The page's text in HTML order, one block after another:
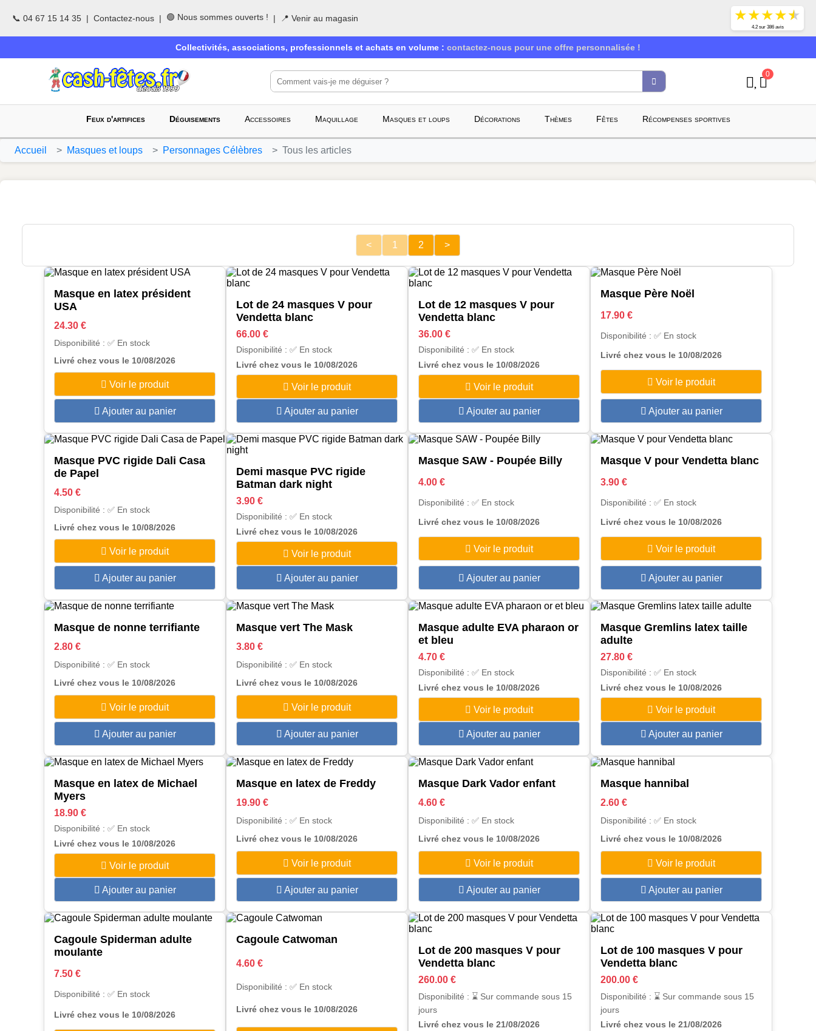
📞 04 67 15 14 35 | Contactez-nous | 🟢 Nous sommes ouverts ! | 📍 Venir au magasin ★★★★★
4.2 sur 386 avis
Collectivités, associations, professionnels et achats en volume : contactez-nous pour une offre personnalisée !
0
Feux d'artifices Déguisements Accessoires Maquillage Masques et loups Décorations Thèmes Fêtes Récompenses sportives
Accueil Masques et loups Personnages Célèbres Tous les articles
< 1 2 >
Masque en latex président
USA
24.30 €
Disponibilité : ✅ En stock
Livré chez vous le 10/08/2026
Voir le produit
Ajouter au panier
Lot de 24 masques V pour
Vendetta blanc
66.00 €
Disponibilité : ✅ En stock
Livré chez vous le 10/08/2026
Voir le produit
Ajouter au panier
Lot de 12 masques V pour
Vendetta blanc
36.00 €
Disponibilité : ✅ En stock
Livré chez vous le 10/08/2026
Voir le produit
Ajouter au panier
Masque Père Noël
17.90 €
Disponibilité : ✅ En stock
Livré chez vous le 10/08/2026
Voir le produit
Ajouter au panier
Masque PVC rigide Dali Casa
de Papel
4.50 €
Disponibilité : ✅ En stock
Livré chez vous le 10/08/2026
Voir le produit
Ajouter au panier
Demi masque PVC rigide
Batman dark night
3.90 €
Disponibilité : ✅ En stock
Livré chez vous le 10/08/2026
Voir le produit
Ajouter au panier
Masque SAW - Poupée Billy
4.00 €
Disponibilité : ✅ En stock
Livré chez vous le 10/08/2026
Voir le produit
Ajouter au panier
Masque V pour Vendetta blanc
3.90 €
Disponibilité : ✅ En stock
Livré chez vous le 10/08/2026
Voir le produit
Ajouter au panier
Masque de nonne terrifiante
2.80 €
Disponibilité : ✅ En stock
Livré chez vous le 10/08/2026
Voir le produit
Ajouter au panier
Masque vert The Mask
3.80 €
Disponibilité : ✅ En stock
Livré chez vous le 10/08/2026
Voir le produit
Ajouter au panier
Masque adulte EVA pharaon or
et bleu
4.70 €
Disponibilité : ✅ En stock
Livré chez vous le 10/08/2026
Voir le produit
Ajouter au panier
Masque Gremlins latex taille
adulte
27.80 €
Disponibilité : ✅ En stock
Livré chez vous le 10/08/2026
Voir le produit
Ajouter au panier
Masque en latex de Michael
Myers
18.90 €
Disponibilité : ✅ En stock
Livré chez vous le 10/08/2026
Voir le produit
Ajouter au panier
Masque en latex de Freddy
19.90 €
Disponibilité : ✅ En stock
Livré chez vous le 10/08/2026
Voir le produit
Ajouter au panier
Masque Dark Vador enfant
4.60 €
Disponibilité : ✅ En stock
Livré chez vous le 10/08/2026
Voir le produit
Ajouter au panier
Masque hannibal
2.60 €
Disponibilité : ✅ En stock
Livré chez vous le 10/08/2026
Voir le produit
Ajouter au panier
Cagoule Spiderman adulte
moulante
7.50 €
Disponibilité : ✅ En stock
Livré chez vous le 10/08/2026
Cagoule Catwoman
4.60 €
Disponibilité : ✅ En stock
Livré chez vous le 10/08/2026
Lot de 200 masques V pour
Vendetta blanc
260.00 €
Disponibilité : ⌛ Sur commande sous 15
jours
Livré chez vous le 21/08/2026
Lot de 100 masques V pour
Vendetta blanc
200.00 €
Disponibilité : ⌛ Sur commande sous 15
jours
Livré chez vous le 21/08/2026